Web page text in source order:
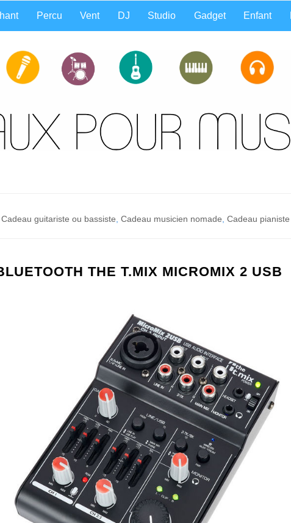
Percu Vent DJ Studio Gadget Enfant
Cadeau guitariste ou bassiste ,Cadeau musicien nomade ,Cadeau pianiste
THE T.MIX MICROMIX 2 USB